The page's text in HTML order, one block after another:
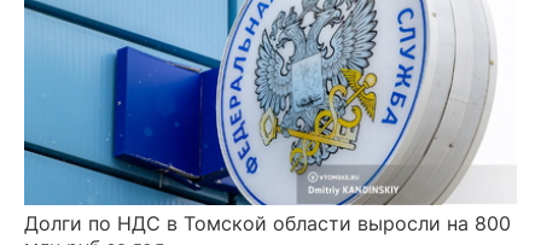
Долги по НДС в Томской области выросли на 800